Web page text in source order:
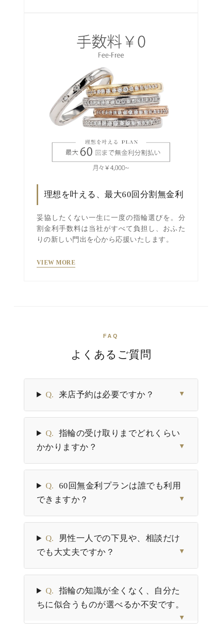
理想を叶える、最大60回分割無金利
妥協したくない一生に一度の指輪選びを。分
割金利手数料は当社がすべて負担し、おふた
りの新しい門出を心から応援いたします。
VIEW MORE
FAQ
よくあるご質問
Q. 来店予約は必要ですか？ ▼
Q.
指輪の受け取りまでどれくらい
かかりますか？
▼
Q.
60回無金利プランは誰でも利用
できますか？
▼
Q.
男性一人での下見や、相談だけ
でも大丈夫ですか？
▼
Q.
指輪の知識が全くなく、自分た
ちに似合うものが選べるか不安です。
▼